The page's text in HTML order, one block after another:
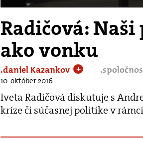
Radičová:
ako vonku
.daniel Kazankov +
10. október 2016
Iveta Radičová diskutuje s
kríze či súčasnej politike v